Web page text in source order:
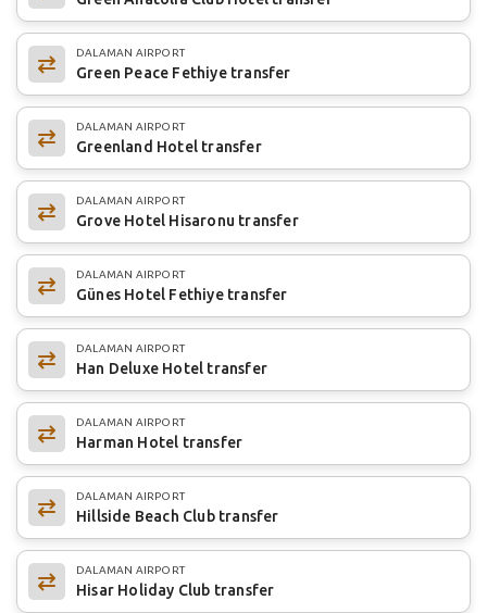
DALAMAN AIRPORT
Green Peace Fethiye transfer
DALAMAN AIRPORT
Greenland Hotel transfer
DALAMAN AIRPORT
Grove Hotel Hisaronu transfer
DALAMAN AIRPORT
Günes Hotel Fethiye transfer
DALAMAN AIRPORT
Han Deluxe Hotel transfer
DALAMAN AIRPORT
Harman Hotel transfer
DALAMAN AIRPORT
Hillside Beach Club transfer
DALAMAN AIRPORT
Hisar Holiday Club transfer